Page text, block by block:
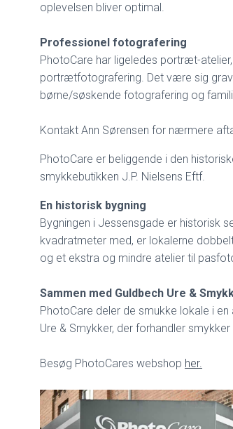
oplevelsen bliver optimal.
Professionel fotografering
PhotoCare har ligeledes portræt-
portrætfotografering. Det være sig
børne/søskende fotografering og
Kontakt Ann Sørensen for nærmere
PhotoCare er beliggende i den
smykkebutikken J.P. Nielsens Eftf.
En historisk bygning
Bygningen i Jessensgade er historisk
kvadratmeter med, er lokalerne
og et ekstra og mindre atelier til
Sammen med Guldbech Ure &
PhotoCare deler de smukke lokale i
Ure & Smykker, der forhandler
Besøg PhotoCares webshop her.